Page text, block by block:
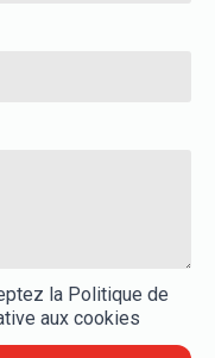
la Politique de
aux cookies